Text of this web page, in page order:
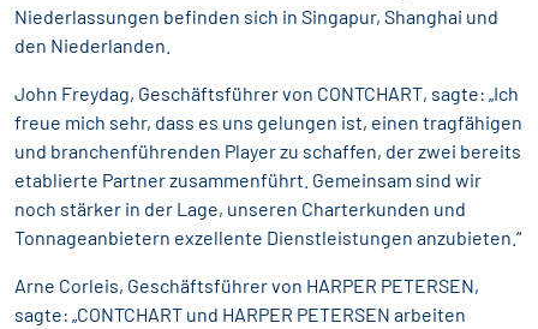
Niederlassungen befinden sich in Singapur, Shanghai und
den Niederlanden.
John Freydag, Geschäftsführer von CONTCHART, sagte: „Ich
freue mich sehr, dass es uns gelungen ist, einen tragfähigen
und branchenführenden Player zu schaffen, der zwei bereits
etablierte Partner zusammenführt. Gemeinsam sind wir
noch stärker in der Lage, unseren Charterkunden und
Tonnageanbietern exzellente Dienstleistungen anzubieten.“
Arne Corleis, Geschäftsführer von HARPER PETERSEN,
sagte: „CONTCHART und HARPER PETERSEN arbeiten